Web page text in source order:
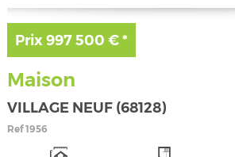
Prix997 500 €*
Maison
VILLAGE NEUF (68128)
Ref1956